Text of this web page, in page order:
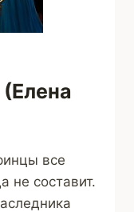
все
не составит.